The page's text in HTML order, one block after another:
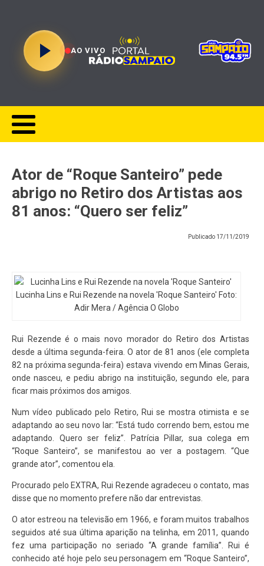
AO VIVO
Ator de “Roque Santeiro” pede
abrigo no Retiro dos Artistas aos
81 anos: “Quero ser feliz”
Publicado 17/11/2019
Lucinha Lins e Rui Rezende na novela 'Roque Santeiro' Foto:
Adir Mera / Agência O Globo
Rui Rezende é o mais novo morador do Retiro dos Artistas
desde a última segunda-feira. O ator de 81 anos (ele completa
82 na próxima segunda-feira) estava vivendo em Minas Gerais,
onde nasceu, e pediu abrigo na instituição, segundo ele, para
ficar mais próximos dos amigos.
Num vídeo publicado pelo Retiro, Rui se mostra otimista e se
adaptando ao seu novo lar: “Está tudo correndo bem, estou me
adaptando. Quero ser feliz”. Patrícia Pillar, sua colega em
“Roque Santeiro”, se manifestou ao ver a postagem. “Que
grande ator”, comentou ela.
Procurado pelo EXTRA, Rui Rezende agradeceu o contato, mas
disse que no momento prefere não dar entrevistas.
O ator estreou na televisão em 1966, e foram muitos trabalhos
seguidos até sua última aparição na telinha, em 2011, quando
fez uma participação no seriado “A grande família”. Rui é
conhecido até hoje pelo seu personagem em “Roque Santeiro”,